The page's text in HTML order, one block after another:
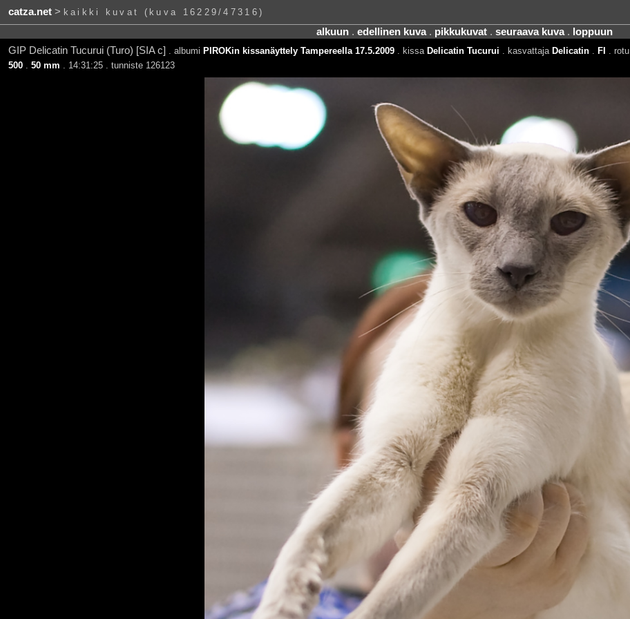
catza.net> kaikki kuvat (kuva 16229/47316)
alkuun. edellinen kuva. pikkukuvat. seuraava kuva. loppuun
GIP Delicatin Tucurui (Turo) [SIA c]
. albumi PIROKin kissanäyttely Tampereella 17.5.2009. kissa Delicatin Tucurui . kasvattaja Delicatin. FI . rotu
500. 50 mm . 14:31:25 . tunniste 126123